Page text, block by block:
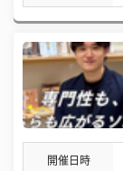
開催日時